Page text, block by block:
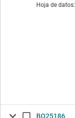
Hoja de datos:
BQ25186